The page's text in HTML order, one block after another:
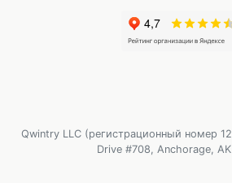
Qwintry LLC (регистрационный номер
Drive #708, Anchorage,